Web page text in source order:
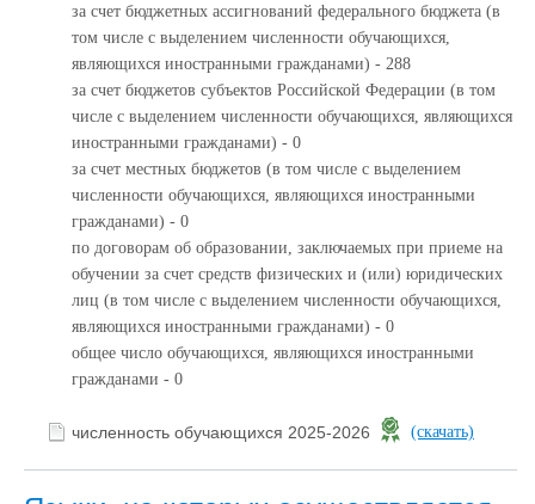
за счет бюджетных ассигнований федерального бюджета (в
том числе с выделением численности обучающихся,
являющихся иностранными гражданами) - 288
за счет бюджетов субъектов Российской Федерации (в том
числе с выделением численности обучающихся, являющихся
иностранными гражданами) - 0
за счет местных бюджетов (в том числе с выделением
численности обучающихся, являющихся иностранными
гражданами) - 0
по договорам об образовании, заключаемых при приеме на
обучении за счет средств физических и (или) юридических
лиц (в том числе с выделением численности обучающихся,
являющихся иностранными гражданами) - 0
общее число обучающихся, являющихся иностранными
гражданами - 0
численность обучающихся 2025-2026 (скачать)